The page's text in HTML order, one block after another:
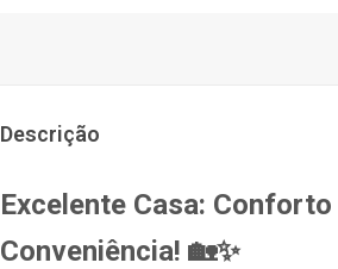
Descrição
Excelente Casa:
Conveniência! 🏡✨